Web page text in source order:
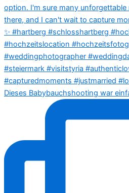
Dieses Babybauchshooting war